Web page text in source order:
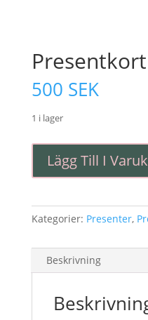
500 SEK
1 i lager
Lägg Till I
Kategorier: Presenter,
Beskrivning